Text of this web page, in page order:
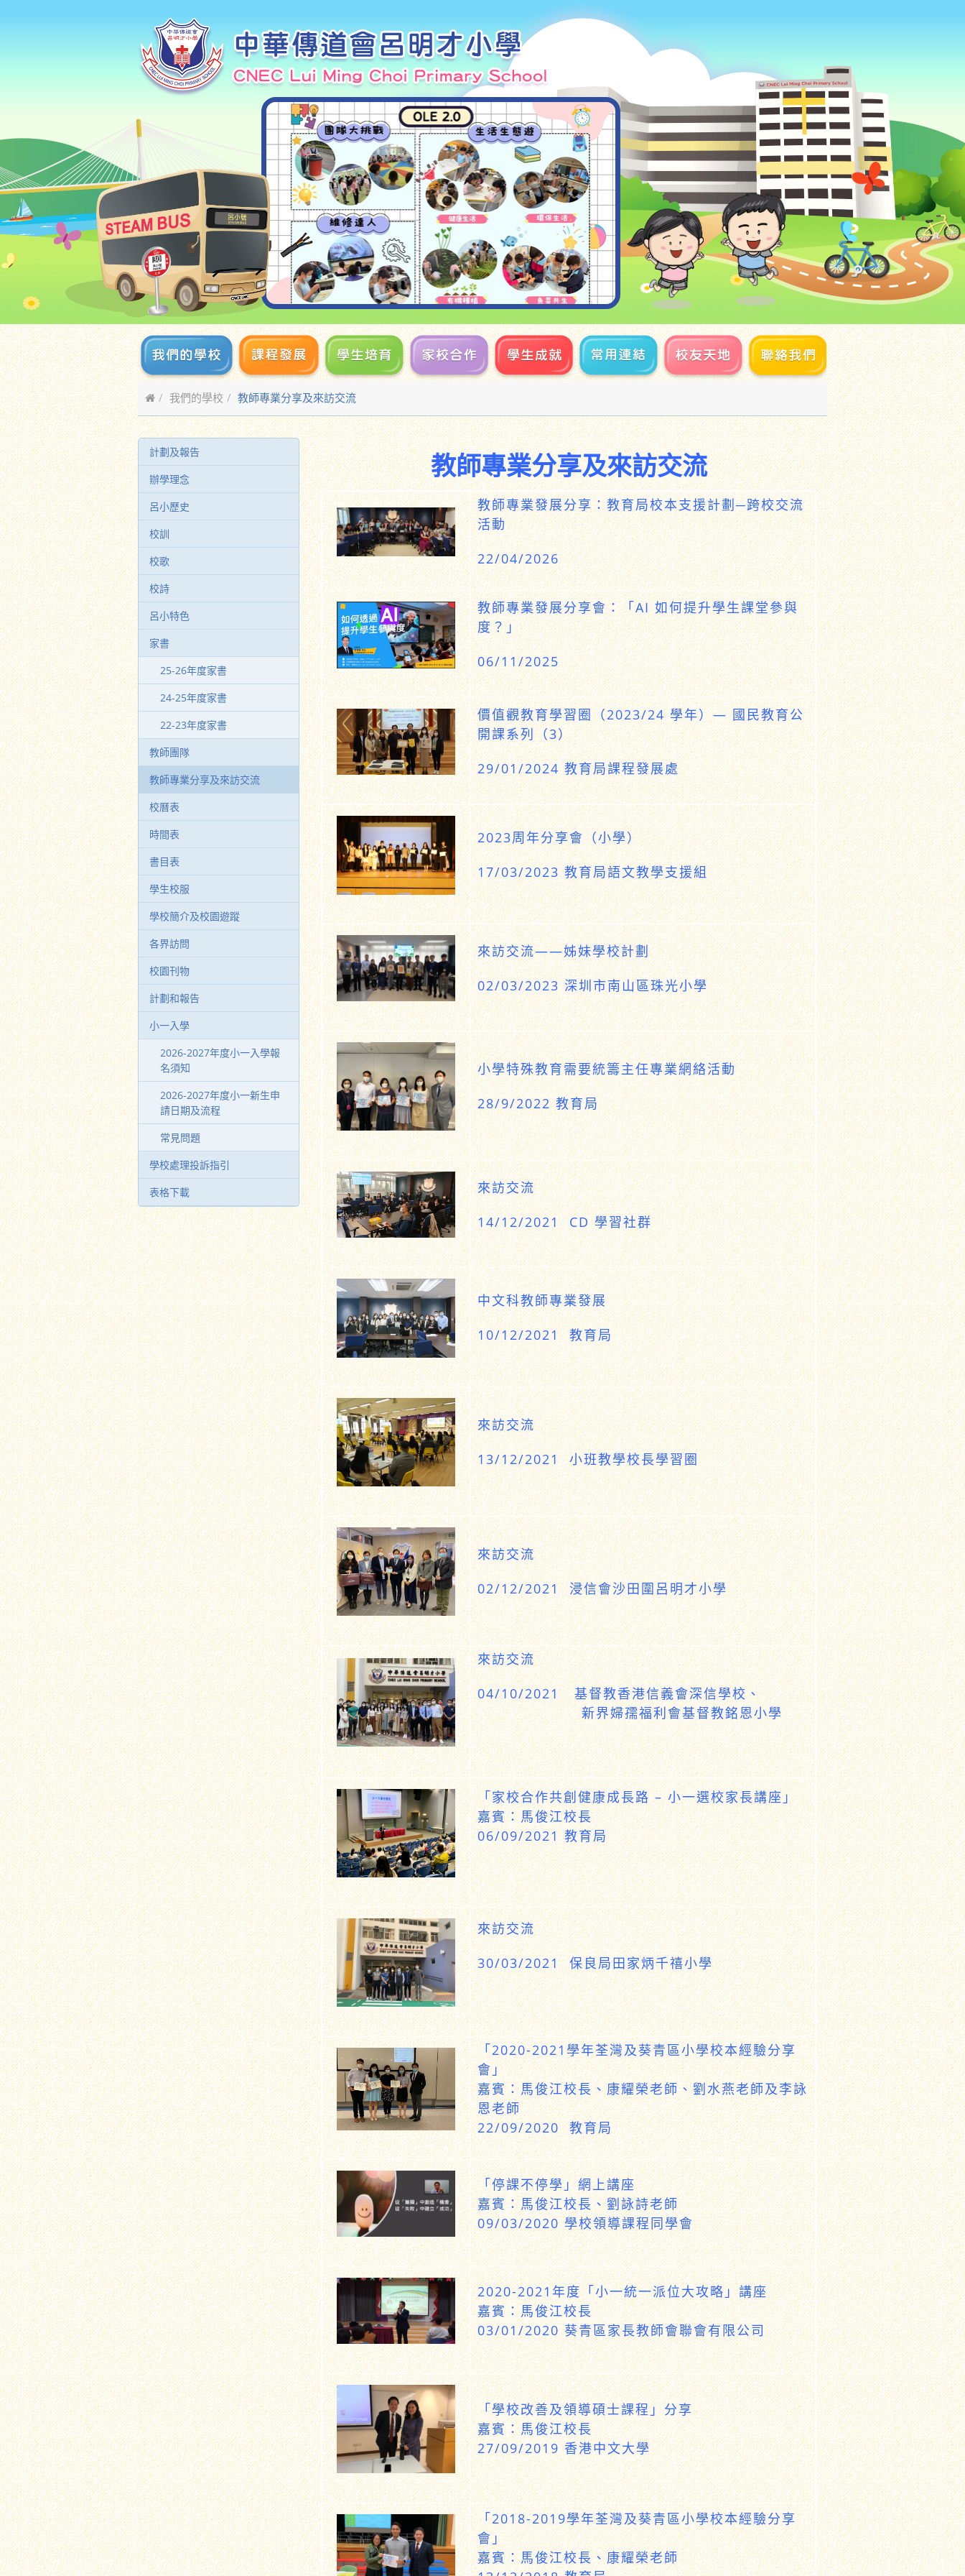
我們的學校 教師專業分享及來訪交流
計劃及報告
辦學理念
呂小歷史
校訓
校歌
校詩
呂小特色
家書
25-26年度家書
24-25年度家書
22-23年度家書
教師團隊
教師專業分享及來訪交流
校曆表
時間表
書目表
學生校服
學校簡介及校園遊蹤
各界訪問
校園刊物
計劃和報告
小一入學
2026-2027年度小一入學報
名須知
2026-2027年度小一新生申
請日期及流程
常見問題
學校處理投訴指引
表格下載
教師專業分享及來訪交流
教師專業發展分享：教育局校本支援計劃─跨校交流
活動
22/04/2026
教師專業發展分享會：「AI 如何提升學生課堂參與
度？」
06/11/2025
價值觀教育學習圈（2023/24 學年）— 國民教育公
開課系列（3）
29/01/2024 教育局課程發展處
2023周年分享會（小學）
17/03/2023 教育局語文教學支援組
來訪交流——姊妹學校計劃
02/03/2023 深圳市南山區珠光小學
小學特殊教育需要統籌主任專業網絡活動
28/9/2022 教育局
來訪交流
14/12/2021 CD 學習社群
中文科教師專業發展
10/12/2021 教育局
來訪交流
13/12/2021 小班教學校長學習圈
來訪交流
02/12/2021 浸信會沙田圍呂明才小學
來訪交流
04/10/2021 基督教香港信義會深信學校、
新界婦孺福利會基督教銘恩小學
「家校合作共創健康成長路 – 小一選校家長講座」
嘉賓：馬俊江校長
06/09/2021 教育局
來訪交流
30/03/2021 保良局田家炳千禧小學
「2020-2021學年荃灣及葵青區小學校本經驗分享
會」
嘉賓：馬俊江校長、康耀榮老師、劉水燕老師及李詠
恩老師
22/09/2020 教育局
「停課不停學」網上講座
嘉賓：馬俊江校長、劉詠詩老師
09/03/2020 學校領導課程同學會
2020-2021年度「小一統一派位大攻略」講座
嘉賓：馬俊江校長
03/01/2020 葵青區家長教師會聯會有限公司
「學校改善及領導碩士課程」分享
嘉賓：馬俊江校長
27/09/2019 香港中文大學
「2018-2019學年荃灣及葵青區小學校本經驗分享
會」
嘉賓：馬俊江校長、康耀榮老師